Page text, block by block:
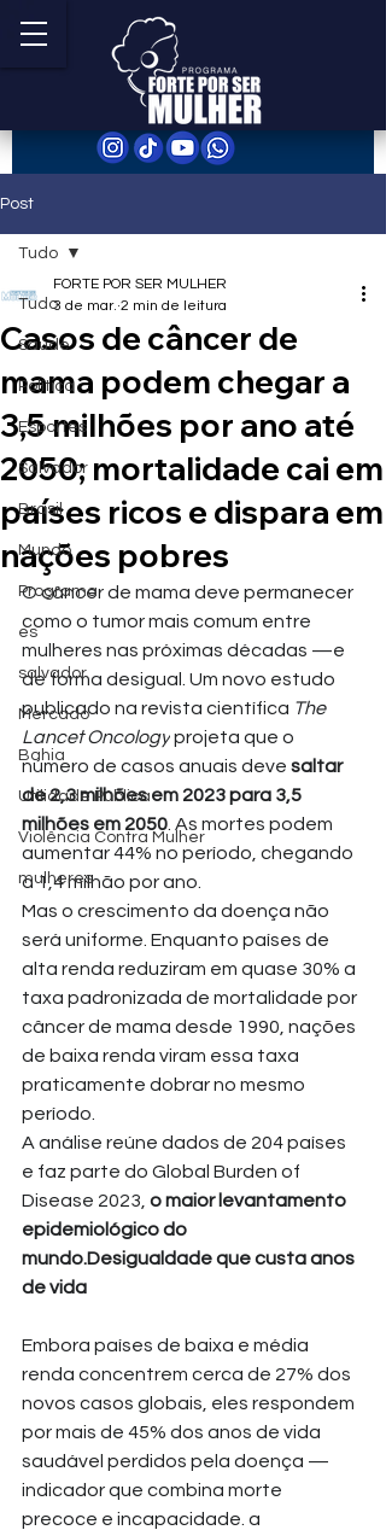
Post
Tudo
Saúde
Política
Esportes
Salvador
Brasil
Mundo
Programa
es
salvador
Mercado
Bahia
Utilidade Pública
Violência Contra Mulher
mulheres
Tudo
Casos de câncer de
mama podem chegar a
3,5 milhões por ano até
2050; mortalidade cai em
países ricos e dispara em
nações pobres
FORTE POR SER MULHER
3 de mar. 2 min de leitura
O câncer de mama deve permanecer
como o tumor mais comum entre
mulheres nas próximas décadas —e
de forma desigual. Um novo estudo
publicado na revista científica The
Lancet Oncology projeta que o
número de casos anuais deve saltar
de 2,3 milhões em 2023 para 3,5
milhões em 2050 . As mortes podem
aumentar 44% no período, chegando
a 1,4 milhão por ano.
Mas o crescimento da doença não
será uniforme. Enquanto países de
alta renda reduziram em quase 30% a
taxa padronizada de mortalidade por
câncer de mama desde 1990, nações
de baixa renda viram essa taxa
praticamente dobrar no mesmo
período.
A análise reúne dados de 204 países
e faz parte do Global Burden of
Disease 2023, o maior levantamento
epidemiológico do
mundo.Desigualdade que custa anos
de vida
Embora países de baixa e média
renda concentrem cerca de 27% dos
novos casos globais, eles respondem
por mais de 45% dos anos de vida
saudável perdidos pela doença —
indicador que combina morte
precoce e incapacidade. a